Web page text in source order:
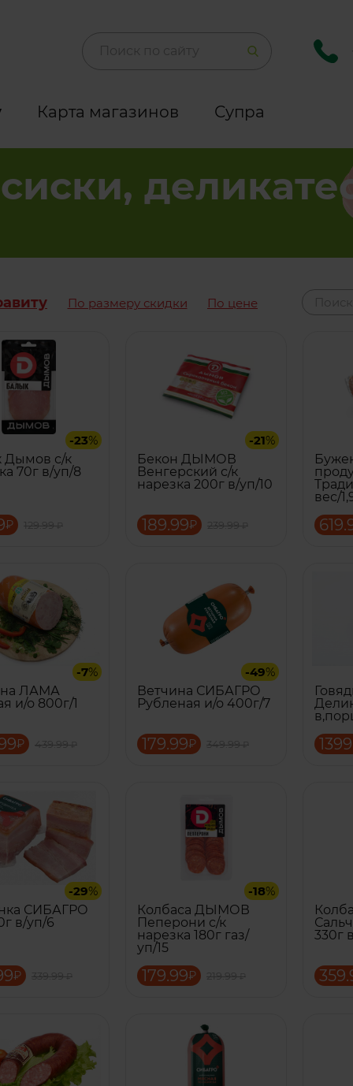
Карта магазинов Супра
По размеру скидки По цене
-23%
Дымов с/к
70г в/уп/8
₽
-21%
Бекон ДЫМОВ
Венгерский с/к
нарезка 200г в/уп/10
189.99₽
вес/
-7%
ЛАМА
и/о 800г/1
₽
-49%
Ветчина СИБАГРО
Рубленая и/о 400г/7
179.99₽
-29%
СИБАГРО
в/уп/6
₽
-18%
Колбаса ДЫМОВ
Пеперони с/к
нарезка 180г газ/
уп/15
179.99₽
330г